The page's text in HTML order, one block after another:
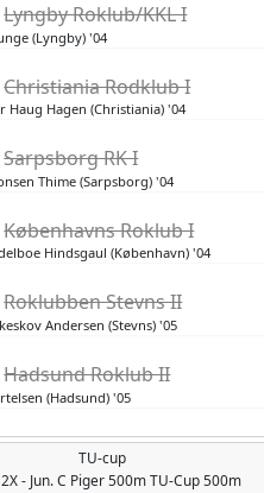
Lyngby Roklub/KKL I
(Lyngby) '04
Christiania Rodklub I
Haug Hagen (Christiania) '04
Sarpsborg RK I
Thime (Sarpsborg) '04
Københavns Roklub I
Hindsgaul (København) '04
Roklubben Stevns II
Andersen (Stevns) '05
Hadsund Roklub II
(Hadsund) '05
TU-cup
2X - Jun. C Piger 500m TU-Cup 500m